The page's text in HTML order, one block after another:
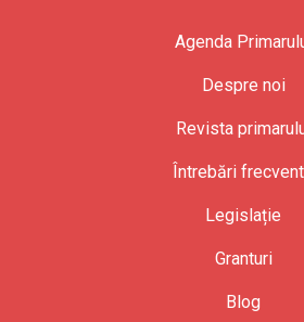
Agenda
Despre noi
Revista
Întrebări
Legislație
Granturi
Blog